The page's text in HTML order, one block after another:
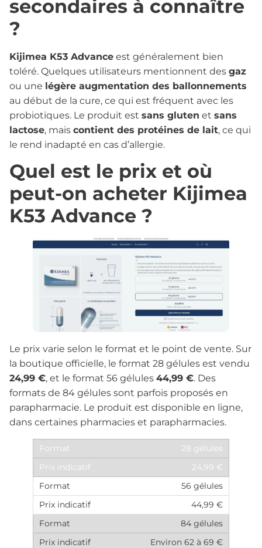
secondaires à connaître
?
Kijimea K53 Advance est généralement bien
toléré. Quelques utilisateurs mentionnent des gaz
ou une légère augmentation des ballonnements
au début de la cure, ce qui est fréquent avec les
probiotiques. Le produit est sans gluten et sans
lactose, mais contient des protéines de lait, ce qui
le rend inadapté en cas d’allergie.
Quel est le prix et où
peut-on acheter Kijimea
K53 Advance ?
Le prix varie selon le format et le point de vente. Sur
la boutique officielle, le format 28 gélules est vendu
24,99 €, et le format 56 gélules 44,99 €. Des
formats de 84 gélules sont parfois proposés en
parapharmacie. Le produit est disponible en ligne,
dans certaines pharmacies et parapharmacies.
28 gélules
24,99 €
56 gélules
44,99 €
84 gélules
Environ 62 à 69 €